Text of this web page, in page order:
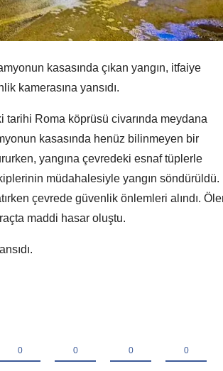
kasasında çıkan yangın, itfaiye
kamerasına yansıdı.
Roma köprüsü civarında meydana
kasasında henüz bilinmeyen bir
yangına çevredeki esnaf tüplerle
müdahalesiyle yangın söndürüldü.
çevrede güvenlik önlemleri alındı.
maddi hasar oluştu.